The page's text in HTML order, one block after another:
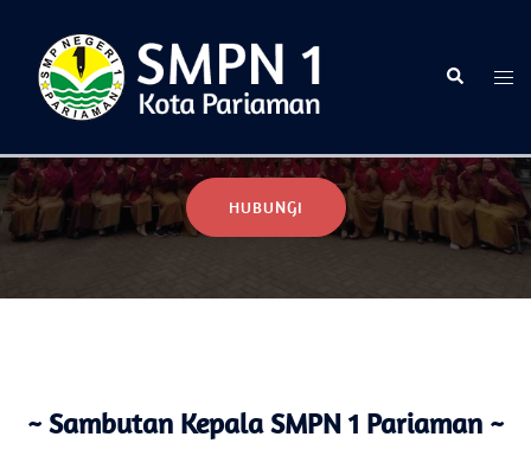
HUBUNGI
~ Sambutan Kepala SMPN 1 Pariaman ~